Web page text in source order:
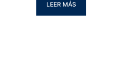
LEER MÁS